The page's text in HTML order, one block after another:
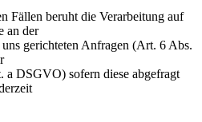
Fällen beruht die Verarbeitung auf
an der
gerichteten Anfragen (Art. 6 Abs.
DSGVO) sofern diese abgefragt